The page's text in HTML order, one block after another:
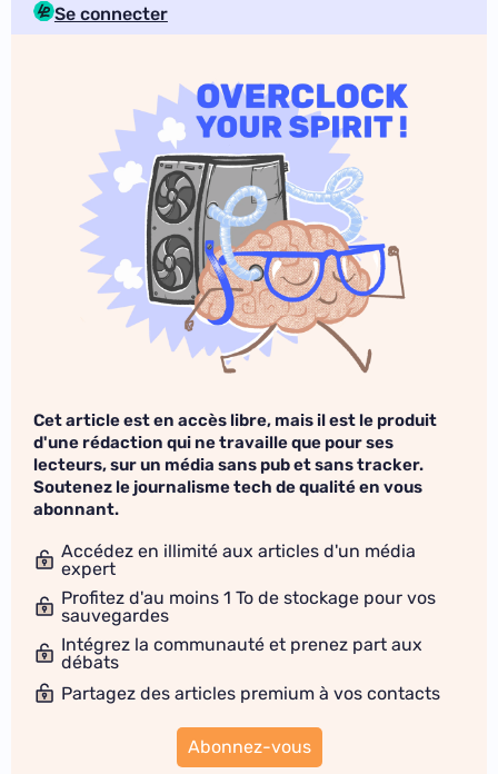
Se connecter
Cet article est en accès libre, mais il est le produit
d'une rédaction qui ne travaille que pour ses
lecteurs, sur un média sans pub et sans tracker.
Soutenez le journalisme tech de qualité en vous
abonnant.
Accédez en illimité aux articles d'un média
expert
Profitez d'au moins 1 To de stockage pour vos
sauvegardes
Intégrez la communauté et prenez part aux
débats
Partagez des articles premium à vos contacts
Abonnez-vous